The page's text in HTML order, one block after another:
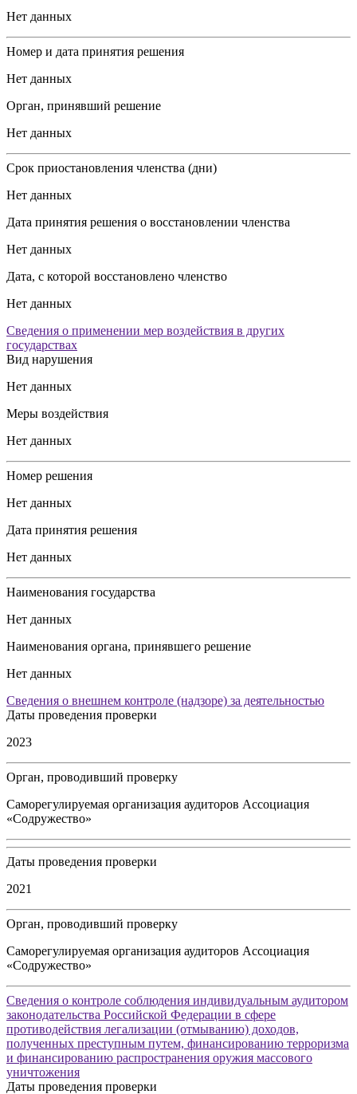
Нет данных
Номер и дата принятия решения
Нет данных
Орган, принявший решение
Нет данных
Срок приостановления членства (дни)
Нет данных
Дата принятия решения о восстановлении членства
Нет данных
Дата, с которой восстановлено членство
Нет данных
Сведения о применении мер воздействия в других
государствах
Вид нарушения
Нет данных
Меры воздействия
Нет данных
Номер решения
Нет данных
Дата принятия решения
Нет данных
Наименования государства
Нет данных
Наименования органа, принявшего решение
Нет данных
Сведения о внешнем контроле (надзоре) за деятельностью
Даты проведения проверки
2023
Орган, проводивший проверку
Саморегулируемая организация аудиторов Ассоциация
«Содружество»
Даты проведения проверки
2021
Орган, проводивший проверку
Саморегулируемая организация аудиторов Ассоциация
«Содружество»
Сведения о контроле соблюдения индивидуальным аудитором
законодательства Российской Федерации в сфере
противодействия легализации (отмыванию) доходов,
полученных преступным путем, финансированию терроризма
и финансированию распространения оружия массового
уничтожения
Даты проведения проверки